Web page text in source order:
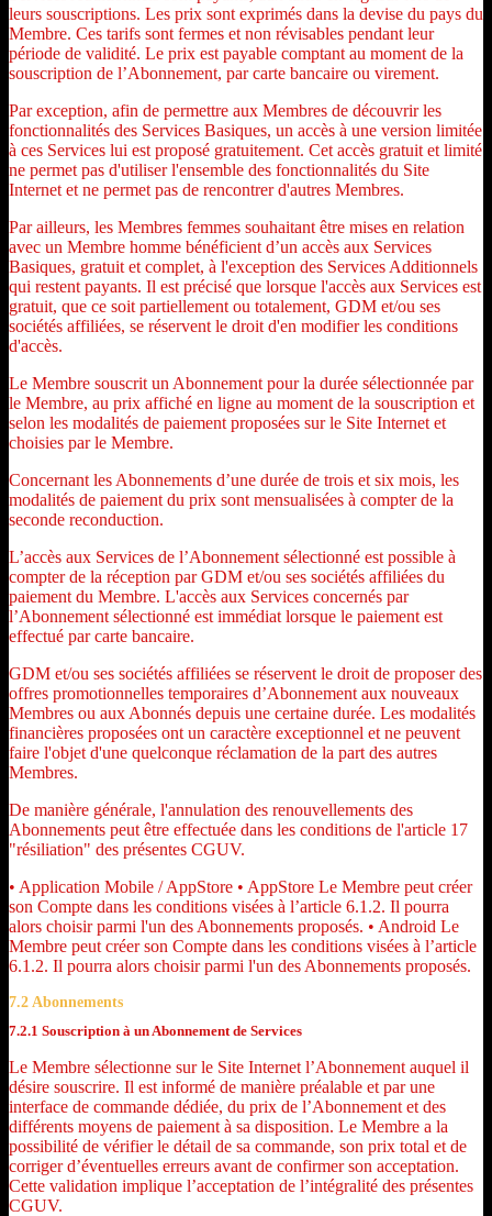
leurs souscriptions. Les prix sont exprimés dans la devise du pays du
Membre. Ces tarifs sont fermes et non révisables pendant leur
période de validité. Le prix est payable comptant au moment de la
souscription de l’Abonnement, par carte bancaire ou virement.
Par exception, afin de permettre aux Membres de découvrir les
fonctionnalités des Services Basiques, un accès à une version limitée
à ces Services lui est proposé gratuitement. Cet accès gratuit et limité
ne permet pas d'utiliser l'ensemble des fonctionnalités du Site
Internet et ne permet pas de rencontrer d'autres Membres.
Par ailleurs, les Membres femmes souhaitant être mises en relation
avec un Membre homme bénéficient d’un accès aux Services
Basiques, gratuit et complet, à l'exception des Services Additionnels
qui restent payants. Il est précisé que lorsque l'accès aux Services est
gratuit, que ce soit partiellement ou totalement, GDM et/ou ses
sociétés affiliées, se réservent le droit d'en modifier les conditions
d'accès.
Le Membre souscrit un Abonnement pour la durée sélectionnée par
le Membre, au prix affiché en ligne au moment de la souscription et
selon les modalités de paiement proposées sur le Site Internet et
choisies par le Membre.
Concernant les Abonnements d’une durée de trois et six mois, les
modalités de paiement du prix sont mensualisées à compter de la
seconde reconduction.
L’accès aux Services de l’Abonnement sélectionné est possible à
compter de la réception par GDM et/ou ses sociétés affiliées du
paiement du Membre. L'accès aux Services concernés par
l’Abonnement sélectionné est immédiat lorsque le paiement est
effectué par carte bancaire.
GDM et/ou ses sociétés affiliées se réservent le droit de proposer des
offres promotionnelles temporaires d’Abonnement aux nouveaux
Membres ou aux Abonnés depuis une certaine durée. Les modalités
financières proposées ont un caractère exceptionnel et ne peuvent
faire l'objet d'une quelconque réclamation de la part des autres
Membres.
De manière générale, l'annulation des renouvellements des
Abonnements peut être effectuée dans les conditions de l'article 17
"résiliation" des présentes CGUV.
• Application Mobile / AppStore • AppStore Le Membre peut créer
son Compte dans les conditions visées à l’article 6.1.2. Il pourra
alors choisir parmi l'un des Abonnements proposés. • Android Le
Membre peut créer son Compte dans les conditions visées à l’article
6.1.2. Il pourra alors choisir parmi l'un des Abonnements proposés.
7.2 Abonnements
7.2.1 Souscription à un Abonnement de Services
Le Membre sélectionne sur le Site Internet l’Abonnement auquel il
désire souscrire. Il est informé de manière préalable et par une
interface de commande dédiée, du prix de l’Abonnement et des
différents moyens de paiement à sa disposition. Le Membre a la
possibilité de vérifier le détail de sa commande, son prix total et de
corriger d’éventuelles erreurs avant de confirmer son acceptation.
Cette validation implique l’acceptation de l’intégralité des présentes
CGUV.